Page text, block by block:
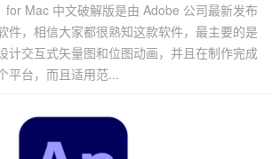
Mac 中文破解版是由 Adobe 公司最新发布
件，相信大家都很熟知这款软件，最主要的是
计交互式矢量图和位图动画，并且在制作完成
平台，而且适用范...